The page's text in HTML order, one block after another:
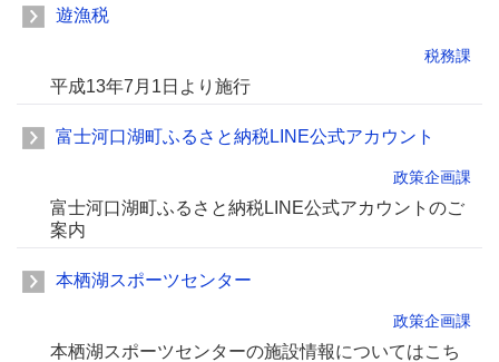
遊漁税
税務課
平成13年7月1日より施行
富士河口湖町ふるさと納税LINE公式アカウント
政策企画課
富士河口湖町ふるさと納税LINE公式アカウントのご
案内
本栖湖スポーツセンター
政策企画課
本栖湖スポーツセンターの施設情報についてはこち